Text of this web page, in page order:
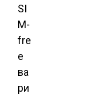
SI
M-
fre
e
ва
ри